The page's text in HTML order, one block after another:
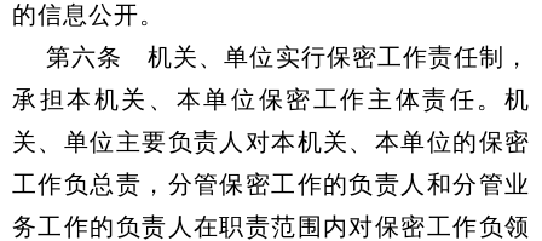
的信息公开。
第六条 机关、单位实行保密工作责任制，
承担本机关、本单位保密工作主体责任。机
关、单位主要负责人对本机关、本单位的保密
工作负总责，分管保密工作的负责人和分管业
务工作的负责人在职责范围内对保密工作负领